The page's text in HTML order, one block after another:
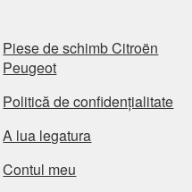
Piese de schimb Citroën
Peugeot
Politică de confidențialitate
A lua legatura
Contul meu